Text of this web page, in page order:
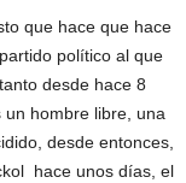
que hace que hace
político al que
desde hace 8
hombre libre, una
desde entonces,
hace unos días, el